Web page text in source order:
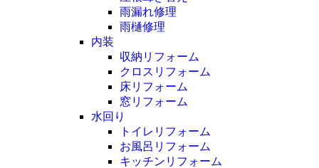
雨漏れ修理
雨樋修理
内装
収納リフォーム
クロスリフォーム
床リフォーム
窓リフォーム
水回り
トイレリフォーム
お風呂リフォーム
キッチンリフォーム